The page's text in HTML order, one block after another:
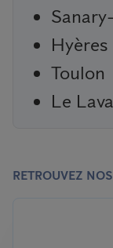
Hyères
Toulon
Le
RETROUVEZ